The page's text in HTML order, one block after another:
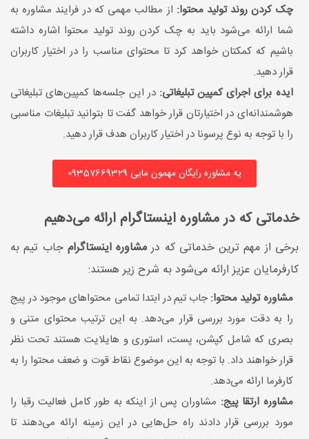
چک کردن روند تولید محتوا: از مطالب مهمی که در فرایند مشاوره به
شما ارائه می‌شود باید به چک کردن روند تولید محتوا اشاره داشته
باشیم که کمکتان خواهد کرد تا محتوای مناسب را در اختیار کاربران
قرار دهید.
ایده برای اجرای کمپین تبلیغاتی: در این جلسه‌ها کمپین‌های تبلیغاتی
هوشمندانه‌ای در اختیارتان قرار خواهد گفت تا بتوانید تبلیغات مناسبی
را با توجه به نوع پرسونا در اختیار کاربران هدف قرار دهید.
یه مشاوره رایگان مهمون مایی 09357669329
خدماتی که در مشاوره اینستاگرام ارائه می‌دهیم
برخی از مهم ترین خدماتی که درمشاوره اینستاگرام جاب تیم به
کارفرمایان عزیز ارائه می‌شود به شرح زیر هستند:
مشاوره تولید محتوا: جاب تیم در ابتدا تمامی محتواهای موجود در پیج
را به دقت مورد بررسی قرار می‌دهد. به این ترتیب محتوای متنی و
بصری که شامل کپشن، پست، استوری و هایلایت هستند تحت نظر
قرار خواهند داد. با توجه به این موضوع نقاط قوت و ضعف محتوا را به
کارفرما ارائه می‌دهد.
مشاوره ارتقا پیج: مشاوران پس از اینکه به طور کامل فعالیت رقبا را
مورد بررسی قرار دادند راه حل‌هایی در این زمینه ارائه می‌دهند تا